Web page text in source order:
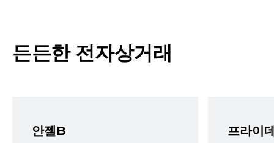
든든한 전자상거래
안젤B
프라이